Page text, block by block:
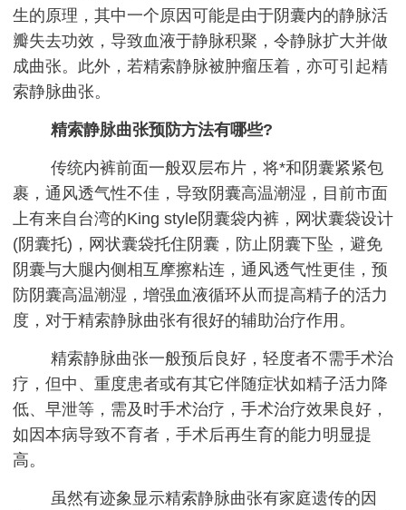
生的原理，其中一个原因可能是由于阴囊内的静脉活
瓣失去功效，导致血液于静脉积聚，令静脉扩大并做
成曲张。此外，若精索静脉被肿瘤压着，亦可引起精
索静脉曲张。
精索静脉曲张预防方法有哪些?
传统内裤前面一般双层布片，将*和阴囊紧紧包
裹，通风透气性不佳，导致阴囊高温潮湿，目前市面
上有来自台湾的King style阴囊袋内裤，网状囊袋设计
(阴囊托)，网状囊袋托住阴囊，防止阴囊下坠，避免
阴囊与大腿内侧相互摩擦粘连，通风透气性更佳，预
防阴囊高温潮湿，增强血液循环从而提高精子的活力
度，对于精索静脉曲张有很好的辅助治疗作用。
精索静脉曲张一般预后良好，轻度者不需手术治
疗，但中、重度患者或有其它伴随症状如精子活力降
低、早泄等，需及时手术治疗，手术治疗效果良好，
如因本病导致不育者，手术后再生育的能力明显提
高。
虽然有迹象显示精索静脉曲张有家庭遗传的因